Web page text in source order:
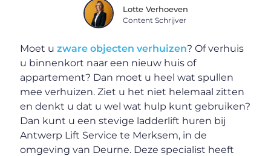
Lotte Verhoeven
Content Schrijver
Moet uzware objecten verhuizen? Of verhuis
u binnenkort naar een nieuw huis of
appartement? Dan moet u heel wat spullen
mee verhuizen. Ziet u het niet helemaal zitten
en denkt u dat u wel wat hulp kunt gebruiken?
Dan kunt u een stevige ladderlift huren bij
Antwerp Lift Service te Merksem, in de
omgeving van Deurne. Deze specialist heeft